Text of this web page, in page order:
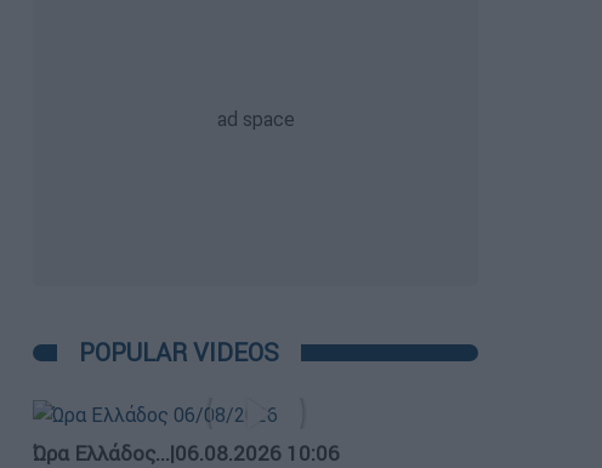
POPULAR VIDEOS
Ώρα Ελλάδος...|06.08.2026 10:06